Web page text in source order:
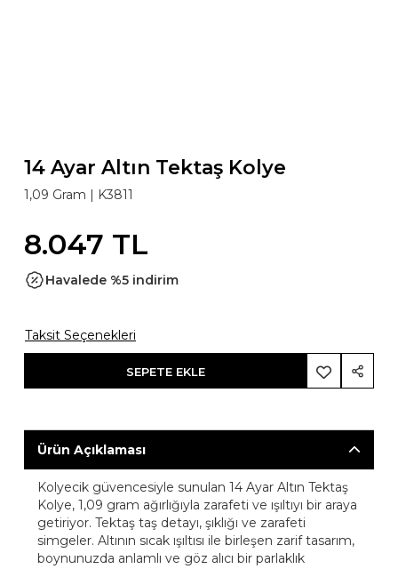
14 Ayar Altın Tektaş Kolye
1,09 Gram | K3811
8.047 TL
Havalede %5 indirim
Taksit Seçenekleri
SEPETE EKLE
Ürün Açıklaması
Kolyecik güvencesiyle sunulan 14 Ayar Altın Tektaş
Kolye, 1,09 gram ağırlığıyla zarafeti ve ışıltıyı bir araya
getiriyor. Tektaş taş detayı, şıklığı ve zarafeti
simgeler. Altının sıcak ışıltısı ile birleşen zarif tasarım,
boynunuzda anlamlı ve göz alıcı bir parlaklık